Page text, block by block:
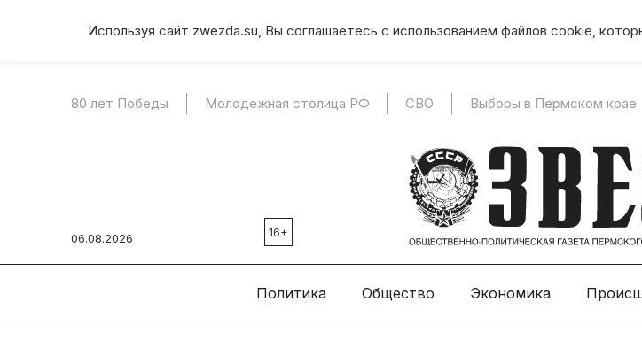
Используя сайт zwezda.su, Вы соглашаетесь с использованием файлов cookie,
80 лет Победы Молодежная столица РФ СВО Выборы в Пермском крае
06.08.2026 16+
Политика Общество Экономика